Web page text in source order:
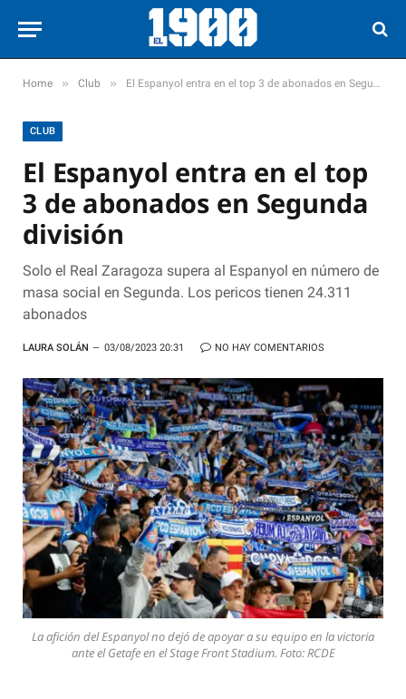
Home » Club » El Espanyol entra en el top 3 de abonados en Segunda división
CLUB
El Espanyol entra en el top
3 de abonados en Segunda
división
Solo el Real Zaragoza supera al Espanyol en número de
masa social en Segunda. Los pericos tienen 24.311
abonados
LAURA SOLÁN 03/08/2023 20:31 NO HAY COMENTARIOS
La afición del Espanyol no dejó de apoyar a su equipo en la victoria
ante el Getafe en el Stage Front Stadium. Foto: RCDE